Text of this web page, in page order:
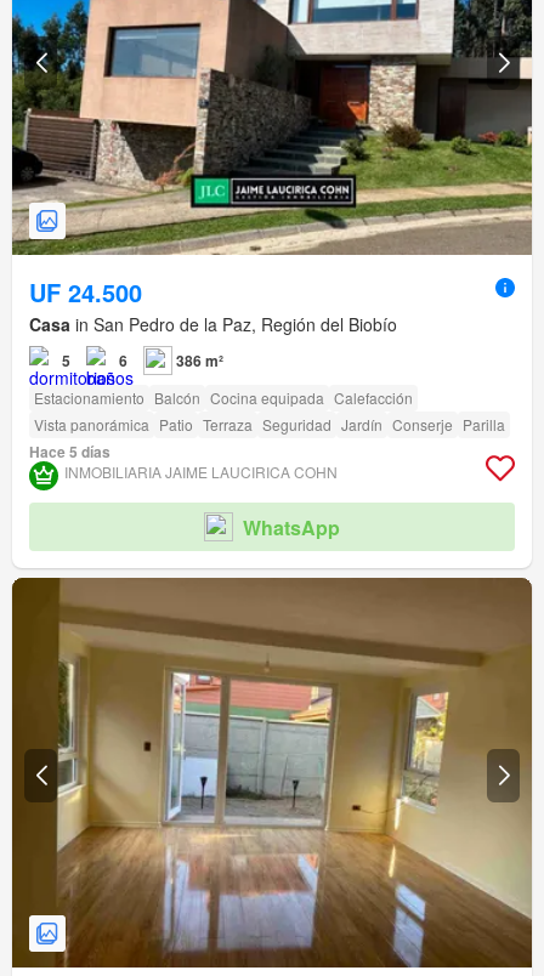
UF 24.500
Casa in San Pedro de la Paz, Región del Biobío
5 6 386 m²
Estacionamiento Balcón Cocina equipada Calefacción
Vista panorámica Patio Terraza Seguridad Jardín Conserje Parilla
Hace 5 días
INMOBILIARIA JAIME LAUCIRICA COHN
WhatsApp